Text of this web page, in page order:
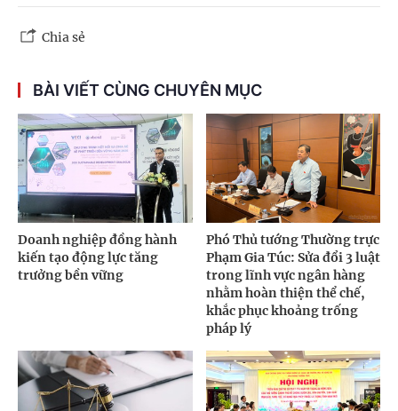
Chia sẻ
BÀI VIẾT CÙNG CHUYÊN MỤC
Doanh nghiệp đồng hành
kiến tạo động lực tăng
trưởng bền vững
Phó Thủ tướng Thường trực
Phạm Gia Túc: Sửa đổi 3 luật
trong lĩnh vực ngân hàng
nhằm hoàn thiện thể chế,
khắc phục khoảng trống
pháp lý